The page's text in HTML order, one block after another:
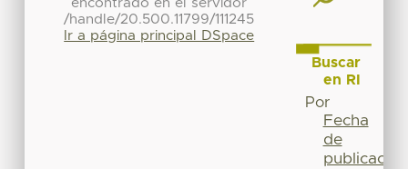
encontrado en el servidor
/handle/20.500.11799/111245
Ir a página principal DSpace
Buscar
en RI
Por
Fecha
de
publicación